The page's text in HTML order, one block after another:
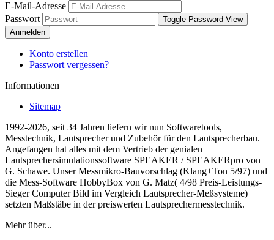
E-Mail-Adresse
Passwort
Toggle Password View
Anmelden
Konto erstellen
Passwort vergessen?
Informationen
Sitemap
1992-2026, seit 34 Jahren liefern wir nun Softwaretools,
Messtechnik, Lautsprecher und Zubehör für den Lautsprecherbau.
Angefangen hat alles mit dem Vertrieb der genialen
Lautsprechersimulationssoftware SPEAKER / SPEAKERpro von
G. Schawe. Unser Messmikro-Bauvorschlag (Klang+Ton 5/97) und
die Mess-Software HobbyBox von G. Matz( 4/98 Preis-Leistungs-
Sieger Computer Bild im Vergleich Lautsprecher-Meßsysteme)
setzten Maßstäbe in der preiswerten Lautsprechermesstechnik.
Mehr über...